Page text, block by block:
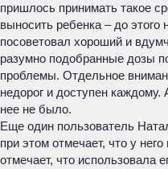
пришлось принимать такое
выносить ребенка – до этого
посоветовал хороший и
разумно подобранные дозы
проблемы. Отдельное
недорог и доступен каждому.
нее не было.
Еще один пользователь
при этом отмечает, что у
отмечает, что использовала